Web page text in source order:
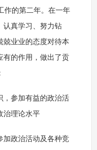
作的第二年。在一年
认真学习、努力钻
兢业业的态度对待本
有的作用，做出了贡
，参加有益的政治活
治理论水平
加政治活动及各种竞